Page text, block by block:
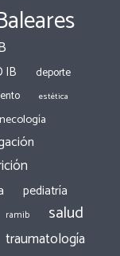
IB
deporte
estética
pediatría
ramib salud
traumatología